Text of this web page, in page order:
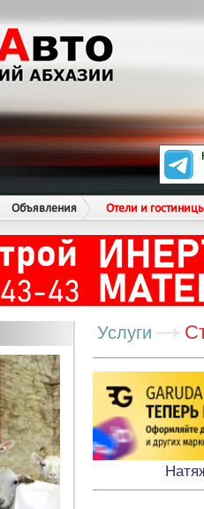
Объявления Отели и
Услуги